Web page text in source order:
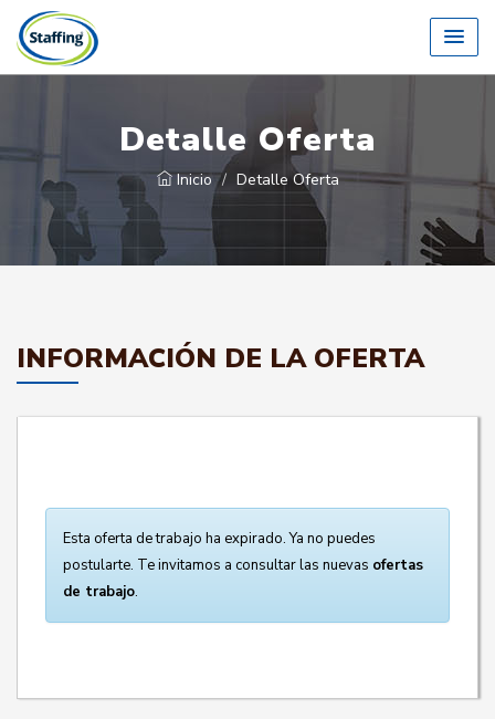
Detalle Oferta
Inicio Detalle Oferta
INFORMACIÓN DE LA OFERTA
Esta oferta de trabajo ha expirado. Ya no puedes
postularte. Te invitamos a consultar las nuevas ofertas
de trabajo.